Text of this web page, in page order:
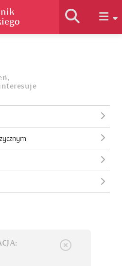
korzystać
naukowe